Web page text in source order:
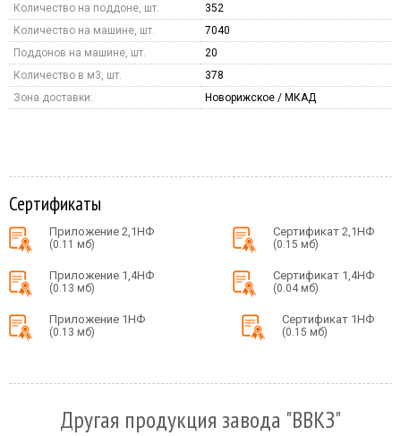
Количество на поддоне, шт.
352
Количество на машине, шт.
7040
Поддонов на машине, шт.
20
Количество в м3, шт.
378
Зона доставки:
Новорижское / МКАД
Сертификаты
Приложение 2,1НФ
(0.11 мб)
Сертификат 2,1НФ
(0.15 мб)
Приложение 1,4НФ
(0.13 мб)
Сертификат 1,4НФ
(0.04 мб)
Приложение 1НФ
(0.13 мб)
Сертификат 1НФ
(0.15 мб)
Другая продукция завода "ВВКЗ"